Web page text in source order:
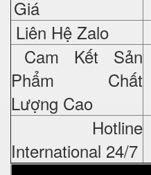
Giá
Liên Hệ Zalo
Cam Kết Sản
Phẩm Chất
Lượng Cao
Hotline
International 24/7